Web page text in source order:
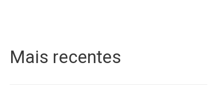
Mais recentes